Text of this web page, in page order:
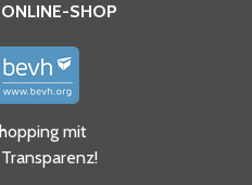
die
gelesen
diese.
SHOP
mit